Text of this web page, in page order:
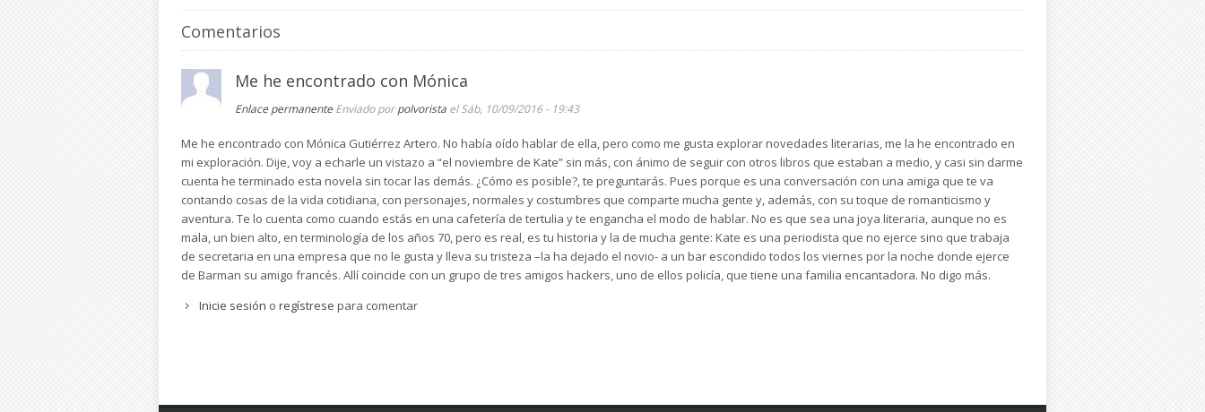
Comentarios
Me he encontrado con Mónica
Enlace permanente Enviado porpolvorista el Sáb, 10/09/2016 - 19:43
Me he encontrado con Mónica Gutiérrez Artero. No había oído hablar de ella, pero como me gusta explorar novedades literarias, me la he encontrado en
mi exploración. Dije, voy a echarle un vistazo a “el noviembre de Kate” sin más, con ánimo de seguir con otros libros que estaban a medio, y casi sin darme
cuenta he terminado esta novela sin tocar las demás. ¿Cómo es posible?, te preguntarás. Pues porque es una conversación con una amiga que te va
contando cosas de la vida cotidiana, con personajes, normales y costumbres que comparte mucha gente y, además, con su toque de romanticismo y
aventura. Te lo cuenta como cuando estás en una cafetería de tertulia y te engancha el modo de hablar. No es que sea una joya literaria, aunque no es
mala, un bien alto, en terminología de los años 70, pero es real, es tu historia y la de mucha gente: Kate es una periodista que no ejerce sino que trabaja
de secretaria en una empresa que no le gusta y lleva su tristeza –la ha dejado el novio- a un bar escondido todos los viernes por la noche donde ejerce
de Barman su amigo francés. Allí coincide con un grupo de tres amigos hackers, uno de ellos policía, que tiene una familia encantadora. No digo más.
Inicie sesión o regístrese para comentar